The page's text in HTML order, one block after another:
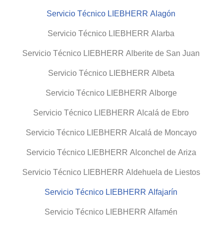
Servicio Técnico LIEBHERR Alagón
Servicio Técnico LIEBHERR Alarba
Servicio Técnico LIEBHERR Alberite de San Juan
Servicio Técnico LIEBHERR Albeta
Servicio Técnico LIEBHERR Alborge
Servicio Técnico LIEBHERR Alcalá de Ebro
Servicio Técnico LIEBHERR Alcalá de Moncayo
Servicio Técnico LIEBHERR Alconchel de Ariza
Servicio Técnico LIEBHERR Aldehuela de Liestos
Servicio Técnico LIEBHERR Alfajarín
Servicio Técnico LIEBHERR Alfamén